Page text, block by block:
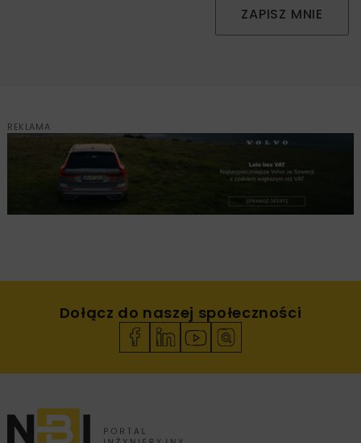
ZAPISZ MNIE
REKLAMA
Dołącz do naszej społeczności